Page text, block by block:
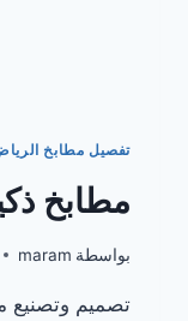
تفصيل مطابخ
مطابخ
بواسطة maram
تصميم وتصنيع